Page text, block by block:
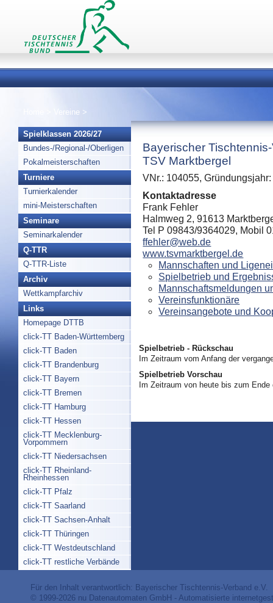
Vereine >
Spielklassen 2026/27
Bundes-/Regional-/Oberligen
Pokalmeisterschaften
Turniere
Turnierkalender
mini-Meisterschaften
Seminare
Seminarkalender
Q-TTR
Q-TTR-Liste
Archiv
Wettkampfarchiv
Links
Homepage DTTB
click-TT Baden-Württemberg
click-TT Baden
click-TT Brandenburg
click-TT Bayern
click-TT Bremen
click-TT Hamburg
click-TT Hessen
click-TT Mecklenburg-
Vorpommern
click-TT Niedersachsen
click-TT Rheinland-
Rheinhessen
click-TT Pfalz
click-TT Saarland
click-TT Sachsen-Anhalt
click-TT Thüringen
click-TT Westdeutschland
click-TT restliche Verbände
Bayerischer
TSV Marktbergel
VNr.: 104055,
Kontaktadresse
Frank Fehler
Halmweg 2, 91613
Tel P 09843/9364029, Mobil
ffehler@web.de
www.tsvmarktbergel.de
Mannschaften und
Spielbetrieb und
Mannschaftsmeldungen
Vereinsfunktionäre
Vereinsangebote und
Spielbetrieb - Rückschau
Im Zeitraum vom Anfang der
Spielbetrieb Vorschau
Im Zeitraum von heute bis zum
Für den Inhalt verantwortlich: Bayerischer Tischtennis-Verband e.V.
© 1999-2026 nu Datenautomaten GmbH - Automatisierte